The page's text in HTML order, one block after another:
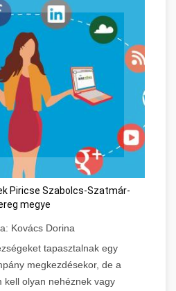
Piricse Szabolcs-Szatmár-
megye
Kovács Dorina
tapasztalnak egy
megkezdésekor, de a
kell olyan nehéznek vagy